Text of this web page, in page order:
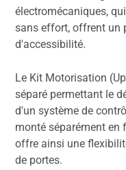
électromécaniques,
sans effort, offrent un
d'accessibilité.
Le Kit Motorisation
séparé permettant le
d'un système de
monté séparément
offre ainsi une
de portes.